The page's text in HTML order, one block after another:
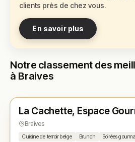
clients près de chez vous.
En savoir plus
Notre classement des
à Braives
★ N° 1
La Cachette, Espace
Braives
Cuisine de terroir belge Brunch Soirées